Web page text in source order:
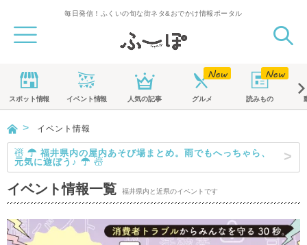
毎日発信！ふくいの旬な街ネタ&おでかけ情報ポータル
スポット情報 イベント情報 人気の記事 グルメ 読みもの
イベント情報
☃ ☂ 福井県内の屋内あそび場まとめ。雨でもへっちゃら、
元気に遊ぼう♪ ☂ ☃
イベント情報一覧 福井県内と近県のイベントです